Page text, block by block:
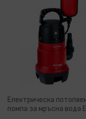
Електрическа
помпа за мръсна вода